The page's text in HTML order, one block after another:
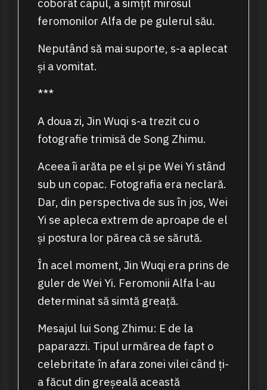
coborât capul, a simțit mirosul
feromonilor Alfa de pe gulerul său.
Neputând să mai suporte, s-a aplecat
și a vomitat.
***
A doua zi, Jin Wuqi s-a trezit cu o
fotografie trimisă de Song Zhimu.
Aceea îi arăta pe el și pe Wei Yi stând
sub un copac. Fotografia era neclară.
Dar, din perspectiva de sus în jos, Wei
Yi se apleca extrem de aproape de el
și postura lor părea că se sărută.
În acel moment, Jin Wuqi era prins de
guler de Wei Yi. Feromonii Alfa l-au
determinat să simtă greață.
Mesajul lui Song Zhimu: E de la
paparazzi. Tipul urmărea de fapt o
celebritate în afara zonei vilei când ți-
a făcut din greșeală această